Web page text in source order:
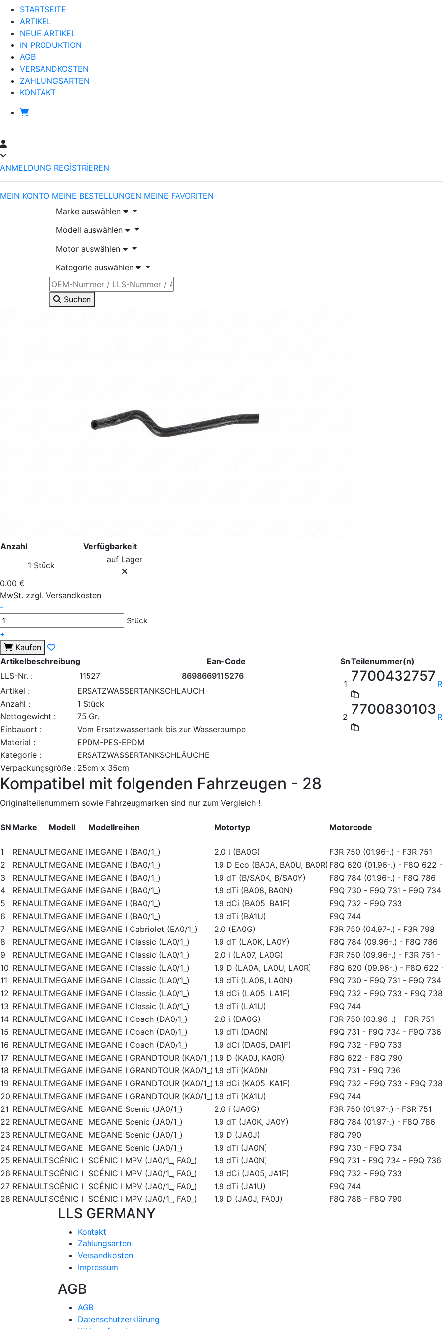
STARTSEITE
ARTIKEL
NEUE ARTIKEL
IN PRODUKTION
AGB
VERSANDKOSTEN
ZAHLUNGSARTEN
KONTAKT
ANMELDUNG REGİSTRİEREN
MEIN KONTO MEINE BESTELLUNGEN MEINE FAVORITEN
Marke auswählen
Modell auswählen
Motor auswählen
Kategorie auswählen
Suchen
Anzahl
Verfügbarkeit
1 Stück
auf Lager
0.00 €
MwSt. zzgl. Versandkosten
-
Stück
+
Kaufen
Artikelbeschreibung
Ean-Code
LLS-Nr. :
11527
8698669115276
Artikel :
ERSATZWASSERTANKSCHLAUCH
Anzahl :
1 Stück
Nettogewicht :
75 Gr.
Einbauort :
Vom Ersatzwassertank bis zur Wasserpumpe
Material :
EPDM-PES-EPDM
Kategorie :
ERSATZWASSERTANKSCHLÄUCHE
Verpackungsgröße : 25cm x 35cm
SnTeilenummer(n)
1 7700432757
2 7700830103
Kompatibel mit folgenden Fahrzeugen - 28
Originalteilenummern sowie Fahrzeugmarken sind nur zum Vergleich !
SN Marke Modell Modellreihen Motortyp Motorcode
1 RENAULTMEGANE I MEGANE I (BA0/1_) 2.0 i (BA0G) F3R 750 (01.96-.) - F3R 751
2
RENAULTMEGANE I MEGANE I (BA0/1_) 1.9 D Eco (BA0A, BA0U, BA0R) F8Q 620 (01.96-.) - F8Q 622
3
RENAULTMEGANE I MEGANE I (BA0/1_) 1.9 dT (B/SA0K, B/SA0Y) F8Q 784 (01.96-.) - F8Q 786
4
RENAULTMEGANE I MEGANE I (BA0/1_) 1.9 dTi (BA08, BA0N) F9Q 730 - F9Q 731 - F9Q 734
5
RENAULTMEGANE I MEGANE I (BA0/1_) 1.9 dCi (BA05, BA1F) F9Q 732 - F9Q 733
6
RENAULTMEGANE I MEGANE I (BA0/1_) 1.9 dTi (BA1U)
F9Q 744
7
RENAULTMEGANE I MEGANE I Cabriolet (EA0/1_) 2.0 (EA0G) F3R 750 (04.97-.) - F3R 798
8
RENAULTMEGANE I MEGANE I Classic (LA0/1_) 1.9 dT (LA0K, LA0Y) F8Q 784 (09.96-.) - F8Q 786
9
RENAULTMEGANE I MEGANE I Classic (LA0/1_) 2.0 i (LA07, LA0G) F3R 750 (09.96-.) - F3R 751 -
10 RENAULTMEGANE I MEGANE I Classic (LA0/1_) 1.9 D (LA0A, LA0U, LA0R) F8Q 620 (09.96-.) - F8Q 622
11 RENAULTMEGANE I MEGANE I Classic (LA0/1_) 1.9 dTi (LA08, LA0N) F9Q 730 - F9Q 731 - F9Q 734
12 RENAULTMEGANE I MEGANE I Classic (LA0/1_) 1.9 dCi (LA05, LA1F) F9Q 732 - F9Q 733 - F9Q 738
13 RENAULTMEGANE I MEGANE I Classic (LA0/1_) 1.9 dTi (LA1U)
F9Q 744
14 RENAULTMEGANE I MEGANE I Coach (DA0/1_) 2.0 i (DA0G) F3R 750 (03.96-.) - F3R 751 -
15 RENAULTMEGANE I MEGANE I Coach (DA0/1_) 1.9 dTi (DA0N) F9Q 731 - F9Q 734 - F9Q 736
16 RENAULTMEGANE I MEGANE I Coach (DA0/1_) 1.9 dCi (DA05, DA1F) F9Q 732 - F9Q 733
17 RENAULTMEGANE I MEGANE I GRANDTOUR (KA0/1_) 1.9 D (KA0J, KA0R) F8Q 622 - F8Q 790
18 RENAULTMEGANE I MEGANE I GRANDTOUR (KA0/1_) 1.9 dTi (KA0N) F9Q 731 - F9Q 736
19 RENAULTMEGANE I MEGANE I GRANDTOUR (KA0/1_) 1.9 dCi (KA05, KA1F) F9Q 732 - F9Q 733 - F9Q 738
20 RENAULTMEGANE I MEGANE I GRANDTOUR (KA0/1_) 1.9 dTi (KA1U)
F9Q 744
21 RENAULTMEGANE MEGANE Scenic (JA0/1_) 2.0 i (JA0G) F3R 750 (01.97-.) - F3R 751
22 RENAULTMEGANE MEGANE Scenic (JA0/1_) 1.9 dT (JA0K, JA0Y) F8Q 784 (01.97-.) - F8Q 786
23 RENAULTMEGANE MEGANE Scenic (JA0/1_) 1.9 D (JA0J)
F8Q 790
24 RENAULTMEGANE MEGANE Scenic (JA0/1_) 1.9 dTi (JA0N) F9Q 730 - F9Q 734
25 RENAULTSCÉNIC I SCÉNIC I MPV (JA0/1_, FA0_) 1.9 dTi (JA0N) F9Q 731 - F9Q 734 - F9Q 736
26 RENAULTSCÉNIC I SCÉNIC I MPV (JA0/1_, FA0_) 1.9 dCi (JA05, JA1F) F9Q 732 - F9Q 733
27 RENAULTSCÉNIC I SCÉNIC I MPV (JA0/1_, FA0_) 1.9 dTi (JA1U)
F9Q 744
28 RENAULTSCÉNIC I SCÉNIC I MPV (JA0/1_, FA0_) 1.9 D (JA0J, FA0J) F8Q 788 - F8Q 790
LLS GERMANY
Kontakt
Zahlungsarten
Versandkosten
Impressum
AGB
AGB
Datenschutzerklärung